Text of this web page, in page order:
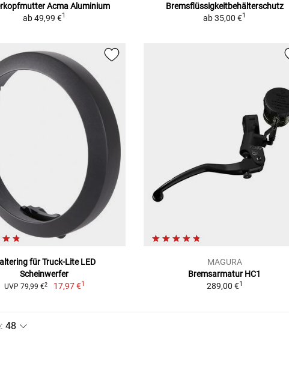
Acma Aluminium
ab49,99 €1
Bremsflüssigkeitbehälterschutz
ab35,00 €1
für Truck-Lite LED
Scheinwerfer
UVP 79,99 €2 17,97 €1
MAGURA
Bremsarmatur HC1
289,00 €1
: